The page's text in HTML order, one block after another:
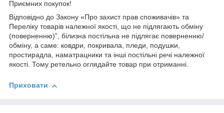
Приємних покупок!
Відповідно до Закону «Про захист прав споживачів» та
Переліку товарів належної якості, що не підлягають обміну
(поверненню)”, білизна постільна не підлягає поверненню/
обміну, а саме: ковдри, покривала, пледи, подушки,
простирадла, наматрацники та інші постільні речі належної
якості. Тому ретельно оглядайте товар при отриманні.
Приховати